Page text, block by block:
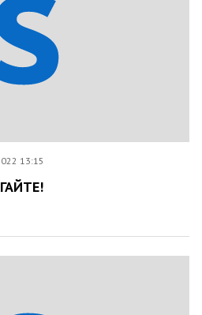
13:15